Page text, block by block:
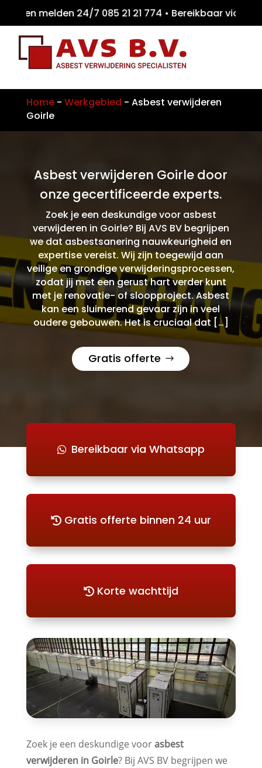
melden 24/7 085 21 21 774 •
Home- Werkgebied - Asbest verwijderen
Goirle
Asbest verwijderen Goirle door
onze gecertificeerde experts.
Zoek je een deskundige voor asbest
verwijderen in Goirle? Bij AVS BV begrijpen
we dat asbestsanering nauwkeurigheid en
expertise vereist. Wij zijn toegewijd aan
veilige en grondige verwijderingsprocessen,
zodat jij met een gerust hart verder kunt
met je renovatie- of sloopproject. Asbest
kan een sluimerend gevaar zijn in veel
oudere gebouwen. Het is cruciaal dat […]
Gratis offerte
Bereikbaar via Whatsapp
Gratis offerte binnen 24 uur
Korte wachttijd
Zoek je een deskundige voorasbest
verwijderen in Goirle? Bij AVS BV begrijpen we